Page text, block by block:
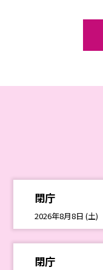
閉庁
2026年8月8日 (土)
閉庁